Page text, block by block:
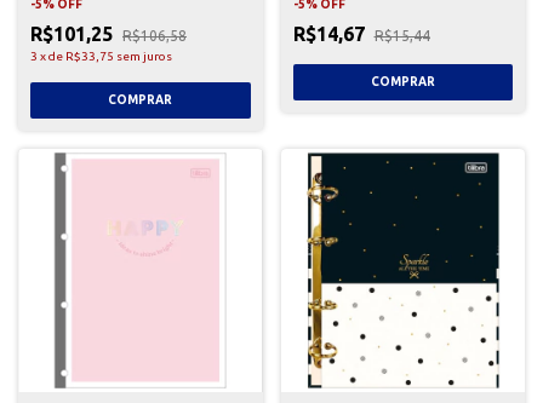
-5% OFF
R$101,25 R$106,58
3 xde R$33,75 sem juros
-5% OFF
R$14,67 R$15,44